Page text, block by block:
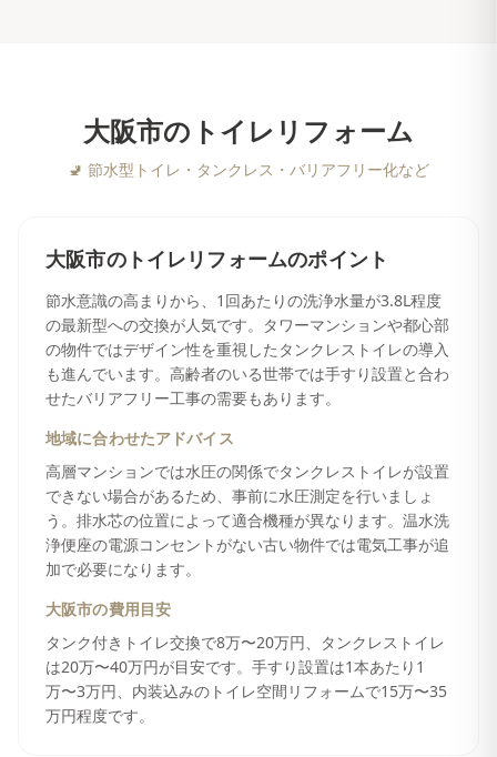
大阪市の トイレリフォーム
🚽 節水型トイレ・タンクレス・バリアフリー化など
大阪市のトイレリフォームのポイント
節水意識の高まりから、1回あたりの洗浄水量が3.8L程度
の最新型への交換が人気です。タワーマンションや都心部
の物件ではデザイン性を重視したタンクレストイレの導入
も進んでいます。高齢者のいる世帯では手すり設置と合わ
せたバリアフリー工事の需要もあります。
地域に合わせたアドバイス
高層マンションでは水圧の関係でタンクレストイレが設置
できない場合があるため、事前に水圧測定を行いましょ
う。排水芯の位置によって適合機種が異なります。温水洗
浄便座の電源コンセントがない古い物件では電気工事が追
加で必要になります。
大阪市の費用目安
タンク付きトイレ交換で8万〜20万円、タンクレストイレ
は20万〜40万円が目安です。手すり設置は1本あたり1
万〜3万円、内装込みのトイレ空間リフォームで15万〜35
万円程度です。